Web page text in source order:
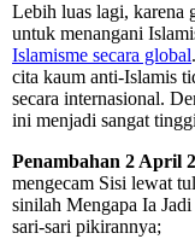
Lebih luas lagi, karena
untuk menangani
Islamisme secara global
cita kaum anti-Islamis
secara internasional.
ini menjadi sangat
Penambahan 2 April
mengecam Sisi lewat
sinilah Mengapa Ia
sari-sari pikirannya;